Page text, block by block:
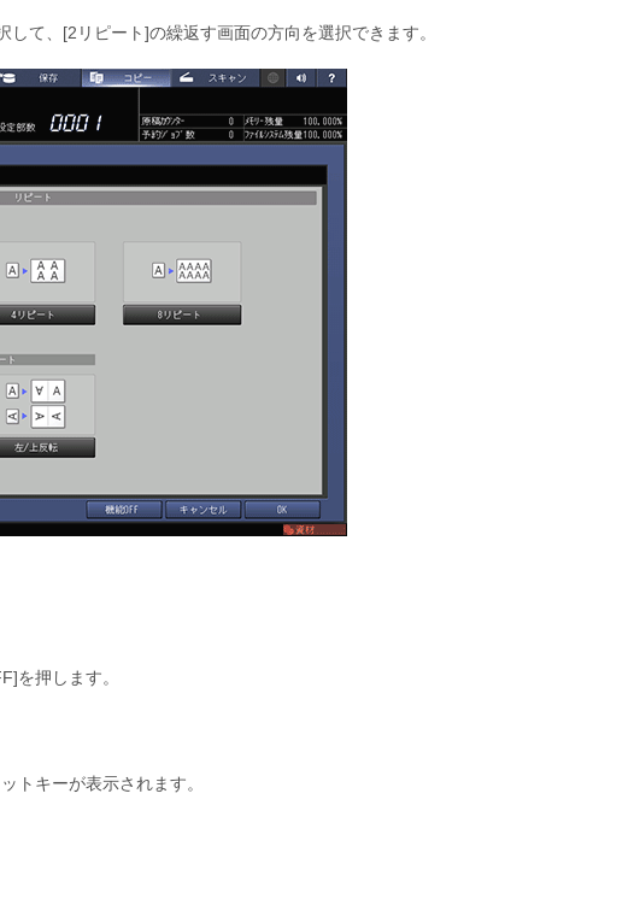
して、 2リピート の繰返す画面の方向を選択できます。
を押します。
トキーが表示されます。